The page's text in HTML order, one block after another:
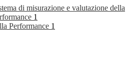
di misurazione e valutazione della
1
Performance 1